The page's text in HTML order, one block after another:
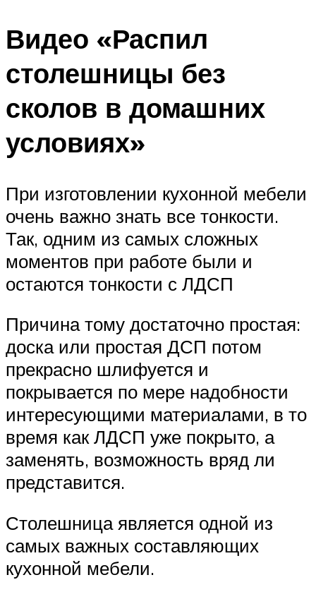
Видео «Распил
столешницы без
сколов в домашних
условиях»
При изготовлении кухонной мебели
очень важно знать все тонкости.
Так, одним из самых сложных
моментов при работе были и
остаются тонкости с ЛДСП
Причина тому достаточно простая:
доска или простая ДСП потом
прекрасно шлифуется и
покрывается по мере надобности
интересующими материалами, в то
время как ЛДСП уже покрыто, а
заменять, возможность вряд ли
представится.
Столешница является одной из
самых важных составляющих
кухонной мебели.